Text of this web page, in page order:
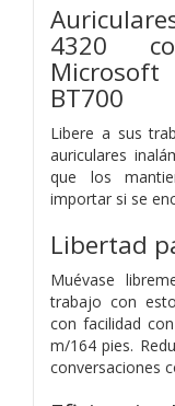
4320
BT700
Libere a sus
auriculares
que los
importar si se
Libertad
Muévase
trabajo con
con facilidad
m/164 pies.
conversaciones